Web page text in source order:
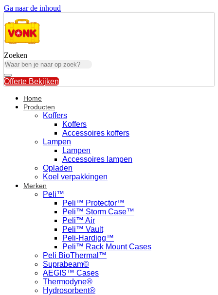
Ga naar de inhoud
Zoeken
Offerte Bekijken
Home
Producten
Koffers
Koffers
Accessoires koffers
Lampen
Lampen
Accessoires lampen
Opladen
Koel verpakkingen
Merken
Peli™
Peli™ Protector™
Peli™ Storm Case™
Peli™ Air
Peli™ Vault
Peli-Hardigg™
Peli™ Rack Mount Cases
Peli BioThermal™
Suprabeam©
AEGIS™ Cases
Thermodyne®
Hydrosorbent®